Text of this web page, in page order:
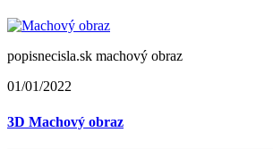
popisnecisla.sk machový obraz
01/01/2022
3D Machový obraz